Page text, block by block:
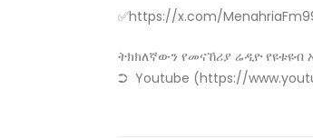
✅https://x.com/
ትክክለኛውን የመናኸሪያ ሬዲዮ
➲ Youtube (https://